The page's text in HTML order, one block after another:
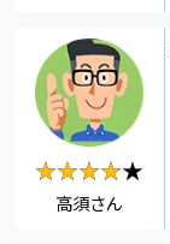
★★★★★
★★★★
高須さん